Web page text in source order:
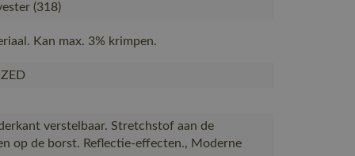
(318)
Kan max. 3% krimpen.
verstelbaar. Stretchstof aan de
op de borst. Reflectie-effecten., Moderne